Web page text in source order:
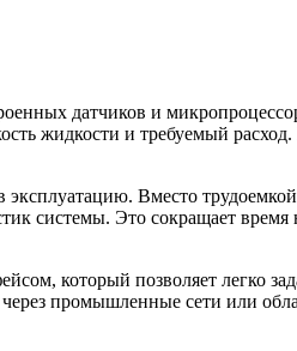
датчиков и
жидкости и требуемый
Вместо
системы. Это сокращает
который позволяет легко
промышленные сети или